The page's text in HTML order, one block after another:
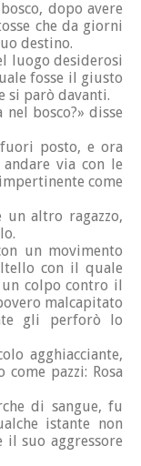
dopo avere
che da giorni
destino.
luogo desiderosi
fosse il giusto
si parò davanti.
nel bosco?» disse
posto, e ora
via con le
come
un altro ragazzo,
un movimento
con il quale
colpo contro il
malcapitato
gli perforò lo
agghiacciante,
pazzi: Rosa
di sangue, fu
istante non
il suo aggressore